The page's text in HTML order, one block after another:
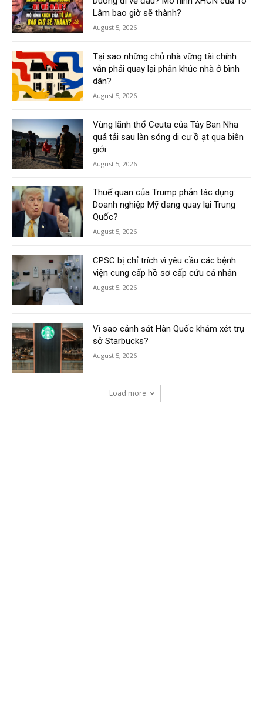
Lâm bao giờ sẽ thành?
August 5, 2026
Tại sao những chủ nhà vững tài chính
vẫn phải quay lại phân khúc nhà ở bình
dân?
August 5, 2026
Vùng lãnh thổ Ceuta của Tây Ban Nha
quá tải sau làn sóng di cư ồ ạt qua biên
giới
August 5, 2026
Thuế quan của Trump phản tác dụng:
Doanh nghiệp Mỹ đang quay lại Trung
Quốc?
August 5, 2026
CPSC bị chỉ trích vì yêu cầu các bệnh
viện cung cấp hồ sơ cấp cứu cá nhân
August 5, 2026
Vì sao cảnh sát Hàn Quốc khám xét trụ
sở Starbucks?
August 5, 2026
Load more